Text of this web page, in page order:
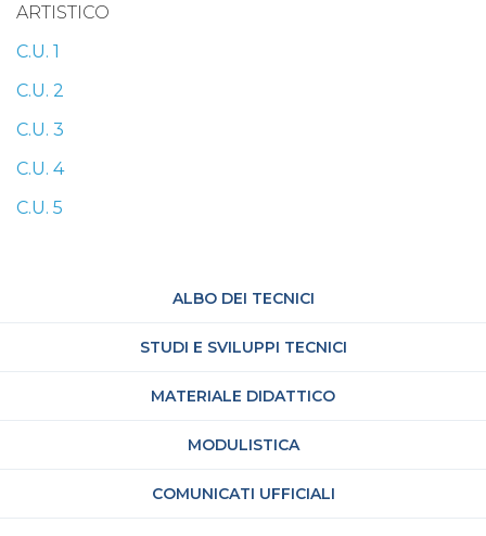
ARTISTICO
C.U. 1
C.U. 2
C.U. 3
C.U. 4
C.U. 5
ALBO DEI TECNICI
STUDI E SVILUPPI TECNICI
MATERIALE DIDATTICO
MODULISTICA
COMUNICATI UFFICIALI